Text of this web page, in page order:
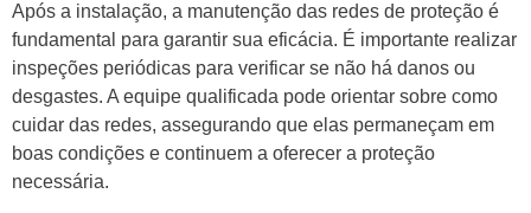
Após a instalação, a manutenção das redes de proteção é
fundamental para garantir sua eficácia. É importante realizar
inspeções periódicas para verificar se não há danos ou
desgastes. A equipe qualificada pode orientar sobre como
cuidar das redes, assegurando que elas permaneçam em
boas condições e continuem a oferecer a proteção
necessária.